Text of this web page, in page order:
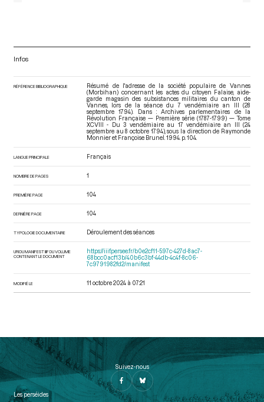
Infos
RÉFÉRENCE BIBLIOGRAPHIQUE
Résumé de l'adresse de la société populaire de Vannes
(Morbihan) concernant les actes du citoyen Falaise, aide-
garde magasin des subsistances militaires du canton de
Vannes, lors de la séance du 7 vendémiaire an III (28
septembre 1794). Dans : Archives parlementaires de la
Révolution Française — Première série (1787-1799) — Tome
XCVIII - Du 3 vendémiaire au 17 vendémiaire an III (24
septembre au 8 octobre 1794), sous la direction de Raymonde
Monnier et Françoise Brunel. 1994. p. 104.
LANGUE PRINCIPALE Français
NOMBRE DE PAGES 1
PREMIÈRE PAGE 104
DERNIÈRE PAGE 104
TYPOLOGIE DOCUMENTAIRE Déroulement des séances
URI DU MANIFEST IIIF DU VOLUME
CONTENANT LE DOCUMENT
https://iiif.persee.fr/b0e2cf11-597c-427d-8ac7-
68bcc0acf13b/40b6c3bf-44db-4c4f-8c06-
7c9791982fd2/manifest
MODIFIÉ LE 11 octobre 2024 à 07:21
Suivez-nous
Les perséides